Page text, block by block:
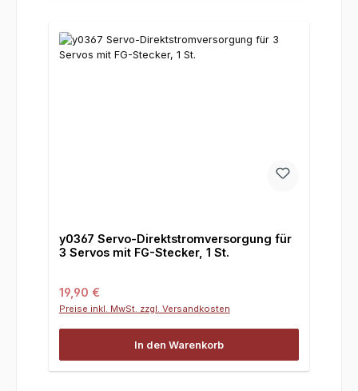
y0367 Servo-Direktstromversorgung für
3 Servos mit FG-Stecker, 1 St.
Regulärer Preis:
19,90 €
Preise inkl. MwSt. zzgl. Versandkosten
In den Warenkorb